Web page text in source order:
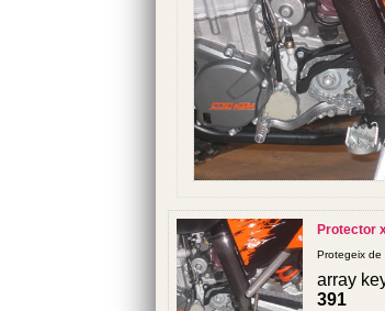
Protector
Protegeix de
array
391